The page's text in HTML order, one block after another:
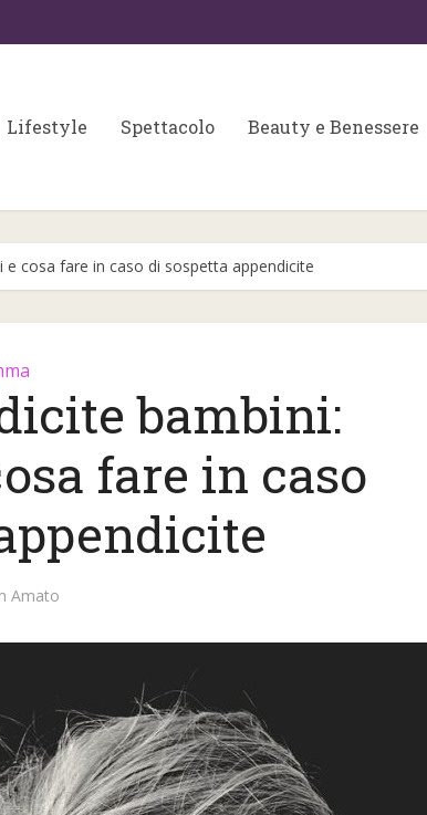
Lifestyle Spettacolo Beauty e Benessere
cosa fare in caso di sospetta appendicite
bambini:
fare in caso
Amato
per
Colori matrimonio 2026:
partecipazioni e
wedding...